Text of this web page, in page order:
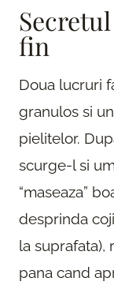
fin
Doua lucruri
granulos si
pielitelor.
scurge-l si
“maseaza”
desprinda
la suprafata),
pana cand